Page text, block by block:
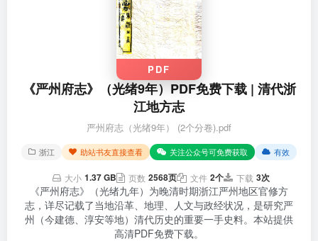
PDF
《严州府志》（光绪9年）PDF免费下载 | 清代浙
江地方志
严州府志（光绪9年） (2个分卷).pdf
浙江 助站书友直接查看 关注公众号可免费获取 有效
大小 1.37 GB 页数 2568页 文件 2个 下载 3次
《严州府志》（光绪九年）为晚清时期浙江严州地区官修方
志，详尽记载了当地沿革、地理、人文与政经状况，是研究严
州（今建德、淳安等地）清代历史的重要一手史料。本站提供
高清PDF免费下载。